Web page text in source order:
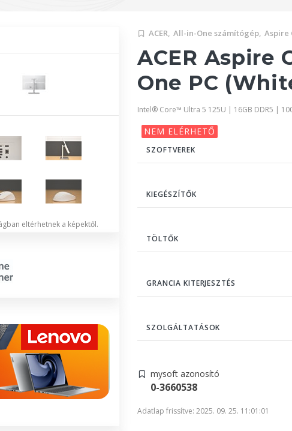
eltérhetnek a képektől.
ACER, All-in-One számítógép, Aspire
ACER Aspire
One PC
Intel® Core™ Ultra 5 125U | 16GB DDR5 |
NEM ELÉRHETŐ
SZOFTVEREK
KIEGÉSZÍTŐK
TÖLTŐK
GRANCIA KITERJESZTÉS
SZOLGÁLTATÁSOK
mysoft azonosító
0-3660538
Adatlap frissítve: 2025. 09. 25. 11:01:01